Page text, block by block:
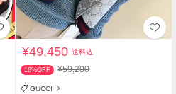
¥49,450送料込
16%OFF ¥59,200
GUCCI